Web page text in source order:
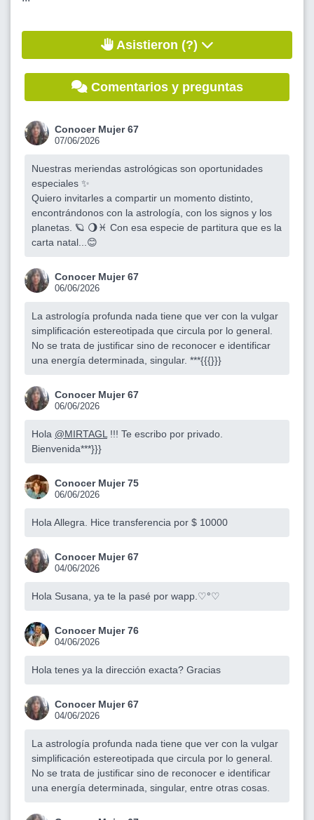
Asistieron (?)
Comentarios y preguntas
Conocer Mujer 67
07/06/2026
Nuestras meriendas astrológicas son oportunidades
especiales ✨
Quiero invitarles a compartir un momento distinto,
encontrándonos con la astrología, con los signos y los
planetas. 🪐 🌖♓ Con esa especie de partitura que es la
carta natal...😊
Conocer Mujer 67
06/06/2026
La astrología profunda nada tiene que ver con la vulgar
simplificación estereotipada que circula por lo general.
No se trata de justificar sino de reconocer e identificar
una energía determinada, singular. ***{{{}}}
Conocer Mujer 67
06/06/2026
Hola @MIRTAGL !!! Te escribo por privado.
Bienvenida***}}}
Conocer Mujer 75
06/06/2026
Hola Allegra. Hice transferencia por $ 10000
Conocer Mujer 67
04/06/2026
Hola Susana, ya te la pasé por wapp.♡°♡
Conocer Mujer 76
04/06/2026
Hola tenes ya la dirección exacta? Gracias
Conocer Mujer 67
04/06/2026
La astrología profunda nada tiene que ver con la vulgar
simplificación estereotipada que circula por lo general.
No se trata de justificar sino de reconocer e identificar
una energía determinada, singular, entre otras cosas.